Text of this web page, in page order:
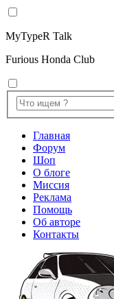
MyTypeR Talk
Furious Honda Club
Главная
Форум
Шоп
О блоге
Миссия
Реклама
Помощь
Об авторе
Контакты